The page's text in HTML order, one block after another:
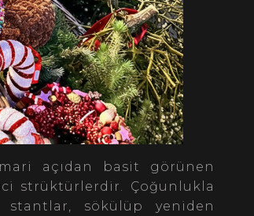
açıdan basit görünen
strüktürlerdir. Çoğunlukla
sökülüp yeniden